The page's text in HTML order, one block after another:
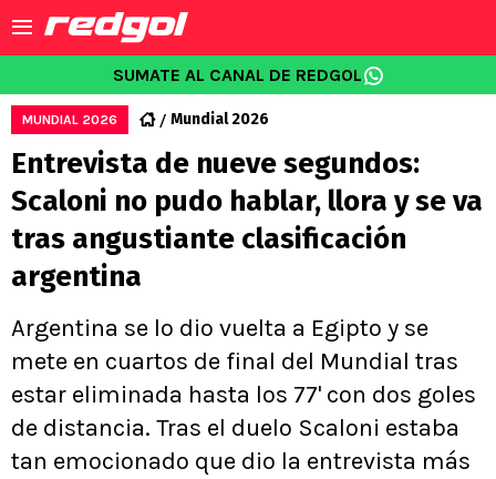
SUMATE AL CANAL DE REDGOL
MUNDIAL 2026 Mundial 2026
Entrevista de nueve segundos:
Scaloni no pudo hablar, llora y se va
tras angustiante clasificación
argentina
Argentina se lo dio vuelta a Egipto y se
mete en cuartos de final del Mundial tras
estar eliminada hasta los 77' con dos goles
de distancia. Tras el duelo Scaloni estaba
tan emocionado que dio la entrevista más